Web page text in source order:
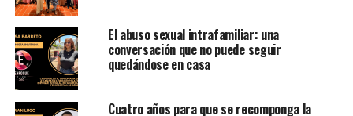
El abuso sexual intrafamiliar: una
conversación que no puede seguir
quedándose en casa
Cuatro años para que se recomponga la